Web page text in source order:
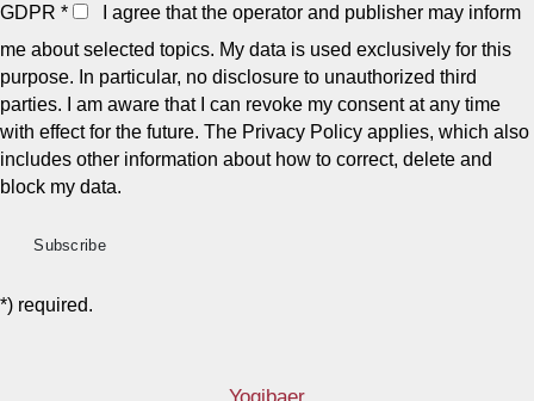
GDPR *
I agree that the operator and publisher may inform
me about selected topics. My data is used exclusively for this
purpose. In particular, no disclosure to unauthorized third
parties. I am aware that I can revoke my consent at any time
with effect for the future. The Privacy Policy applies, which also
includes other information about how to correct, delete and
block my data.
*) required.